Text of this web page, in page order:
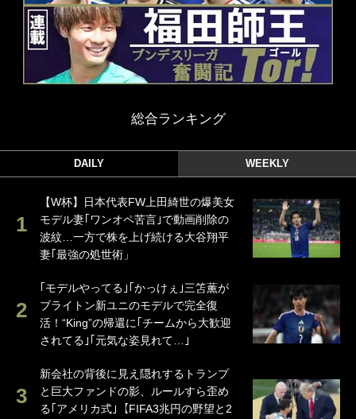
総合ランキング
DAILY WEEKLY
【W杯】日本代表FW上田綺世の爆美女
モデル妻｢ワンオペ苦言｣で動画削除の
波紋…一方で株を上げ続ける大谷翔平
妻｢最強の処世術」
｢モデルやってる｣｢かっけぇ｣三笘薫が
ブライトン新ユニのモデルで完全復
活！“King”の帰還に｢チームから大歓迎
されてる｣｢元気な姿見れて…｣
新会社の背後に見え隠れするトランプ
と巨大ファンドの影、ルールすら歪め
る｢アメリカ式｣【FIFA3兆円の野望と2